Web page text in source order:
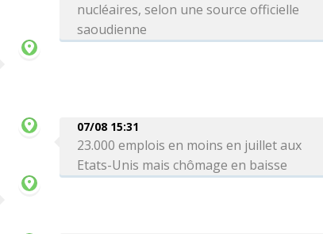
nucléaires, selon une source officielle
saoudienne
07/08 15:31
23.000 emplois en moins en juillet aux
Etats-Unis mais chômage en baisse